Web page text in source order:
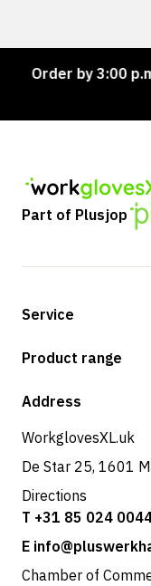
Order by 3:00 p.m.
Part of Plusjop
Service
Payment methods
Returns & service
Product range
Shop
Address
WorkglovesXL.uk
De Star 25, 1601
Directions
T +31 85 024
E
Chamber of